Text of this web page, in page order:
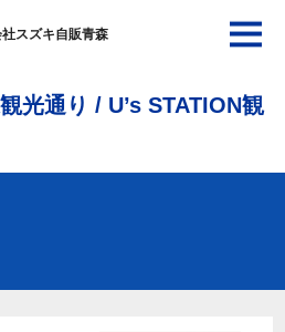
スズキ自販青森
光通り / U’s STATION観